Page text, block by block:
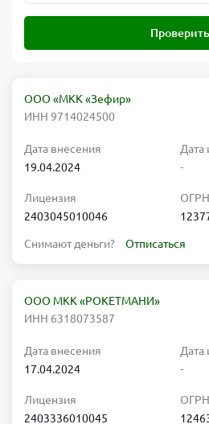
Проверить
ООО «МКК «Зефир»
ИНН 9714024500
Дата внесения
19.04.2024
Дата
-
Лицензия
2403045010046
ОГРН
Снимают деньги? Отписаться
ООО МКК «РОКЕТМАНИ»
ИНН 6318073587
Дата внесения
17.04.2024
Дата
-
Лицензия
2403336010045
ОГРН